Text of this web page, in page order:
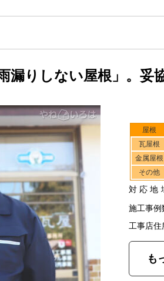
漏りしない屋根」。妥
屋根
瓦屋根
金属屋根
その他
対応地
施工事例
工事店住
も